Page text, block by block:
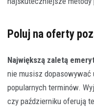
Poluj na oferty
Największą zaletą
nie musisz
popularnych terminów.
czy październiku oferują